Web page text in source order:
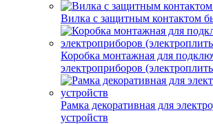
Вилка с защитным контактом
Коробка монтажная для
электроприборов
Рамка декоративная для
устройств